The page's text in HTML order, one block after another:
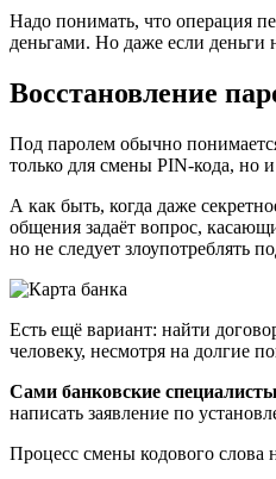
Надо понимать, что операция
деньгами. Но даже если деньги
Восстановление
Под паролем обычно
только для смены PIN-кода, но
А как быть, когда даже
общения задаёт вопрос,
но не следует злоупотреблять
Есть ещё вариант: найти
человеку, несмотря на долгие
Сами банковские
написать заявление по
Процесс смены кодового слова